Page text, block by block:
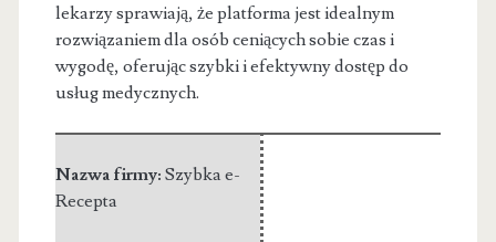
lekarzy sprawiają, że platforma jest idealnym
rozwiązaniem dla osób ceniących sobie czas i
wygodę, oferując szybki i efektywny dostęp do
usług medycznych.
Nazwa firmy: Szybka e-
Recepta